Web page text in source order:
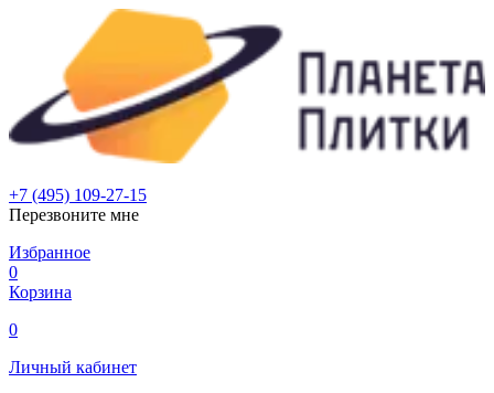
+7 (495) 109-27-15
Перезвоните мне
Избранное
0
Корзина
0
Личный кабинет